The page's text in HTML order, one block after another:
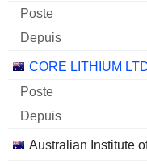
CORE LITHIUM
Australian Institute